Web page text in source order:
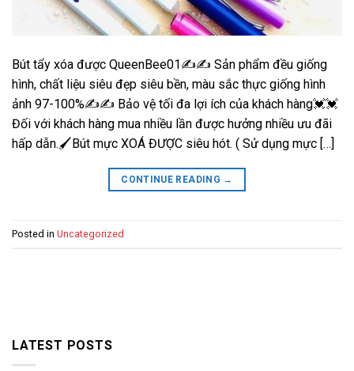
Bút tẩy xóa được QueenBee01✍️✍️ Sản phẩm đều giống
hình, chất liệu siêu đẹp siêu bền, màu sắc thực giống hình
ảnh 97-100%✍️✍️ Bảo vệ tối đa lợi ích của khách hàng💓💓
Đối với khách hàng mua nhiều lần được hưởng nhiều ưu đãi
hấp dẫn.🖌️Bút mực XOÁ ĐƯỢC siêu hót. ( Sử dụng mực […]
CONTINUE READING →
Posted in Uncategorized
LATEST POSTS